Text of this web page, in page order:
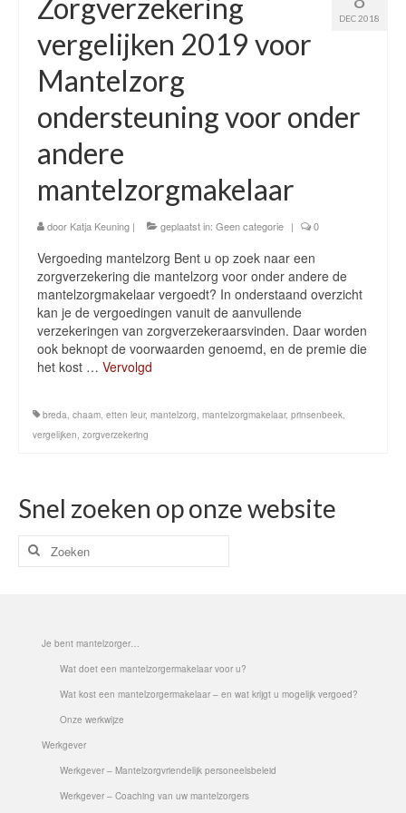
DEC 2018
Zorgverzekering
vergelijken 2019 voor
Mantelzorg
ondersteuning voor onder
andere
mantelzorgmakelaar
door Katja Keuning | geplaatst in: Geen categorie | 0
Vergoeding mantelzorg Bent u op zoek naar een
zorgverzekering die mantelzorg voor onder andere de
mantelzorgmakelaar vergoedt? In onderstaand overzicht
kan je de vergoedingen vanuit de aanvullende
verzekeringen van zorgverzekeraarsvinden. Daar worden
ook beknopt de voorwaarden genoemd, en de premie die
het kost … Vervolgd
breda, chaam, etten leur, mantelzorg, mantelzorgmakelaar, prinsenbeek,
vergelijken, zorgverzekering
Snel zoeken op onze website
Zoeken
naar:
Je bent mantelzorger…
Wat doet een mantelzorgermakelaar voor u?
Wat kost een mantelzorgermakelaar – en wat krijgt u mogelijk vergoed?
Onze werkwijze
Werkgever
Werkgever – Mantelzorgvriendelijk personeelsbeleid
Werkgever – Coaching van uw mantelzorgers